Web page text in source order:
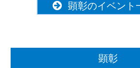
顕彰のイベント
顕彰